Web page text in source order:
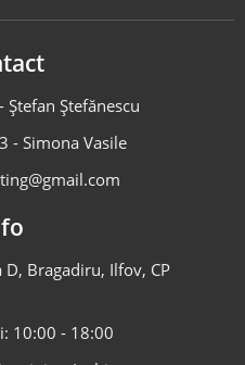
Ștefănescu
- Simona Vasile
Bragadiru, Ilfov, CP
10:00 - 18:00